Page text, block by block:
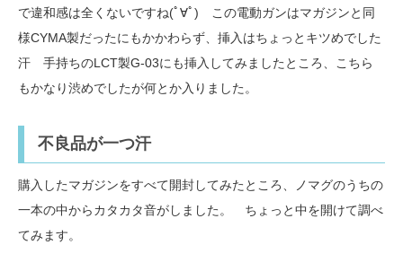
で違和感は全くないですね(ﾟ∀ﾟ) この電動ガンはマガジンと同
様CYMA製だったにもかかわらず、挿入はちょっとキツめでした
汗 手持ちのLCT製G-03にも挿入してみましたところ、こちら
もかなり渋めでしたが何とか入りました。
不良品が一つ汗
購入したマガジンをすべて開封してみたところ、ノマグのうちの
一本の中からカタカタ音がしました。 ちょっと中を開けて調べ
てみます。